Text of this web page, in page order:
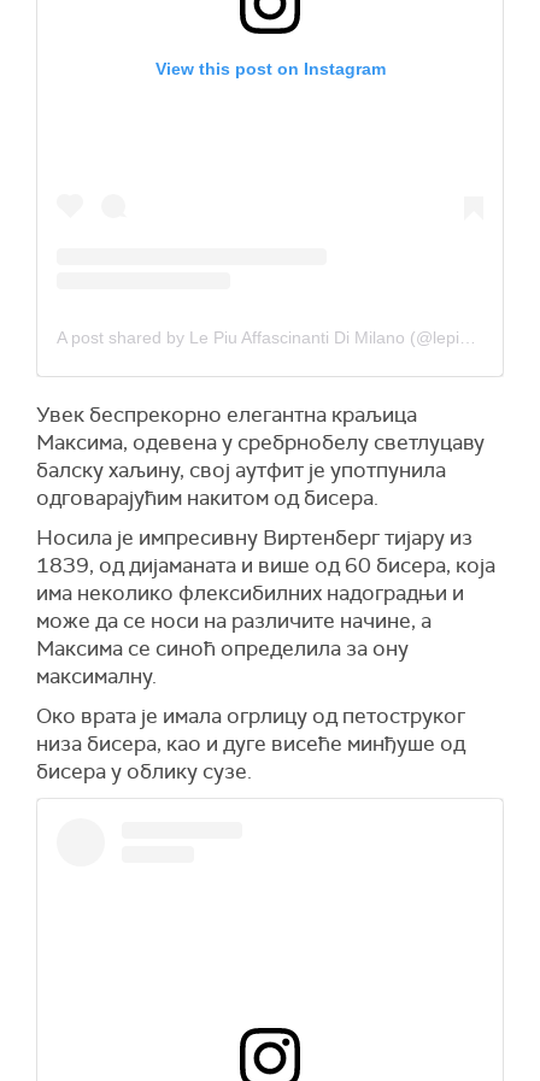
View this post on Instagram
Увек беспрекорно елегантна краљица
Максима, одевена у сребрнобелу светлуцаву
балску хаљину, свој аутфит је употпунила
одговарајућим накитом од бисера.
Носила је импресивну Виртенберг тијару из
1839, од дијаманата и више од 60 бисера, која
има неколико флексибилних надоградњи и
може да се носи на различите начине, а
Максима се синоћ определила за ону
максималну.
Око врата је имала огрлицу од петоструког
низа бисера, као и дуге висеће минђуше од
бисера у облику сузе.